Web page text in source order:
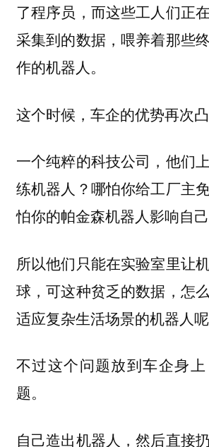
了程序员，而这些工人们正
采集到的数据，喂养着那些
作的机器人。
这个时候，车企的优势再次凸
一个纯粹的科技公司，他们
练机器人？哪怕你给工厂主
怕你的帕金森机器人影响自
所以他们只能在实验室里让
球，可这种贫乏的数据，怎
适应复杂生活场景的机器人
不过这个问题放到车企身
题。
自己造出机器人，然后直接